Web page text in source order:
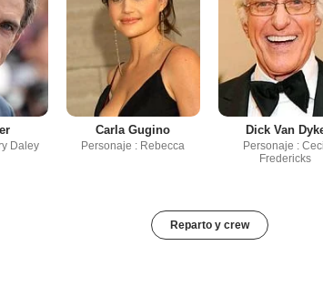
Daley
Carla Gugino
Personaje : Rebecca
Dick Van
Personaje :
Fredericks
Reparto y crew